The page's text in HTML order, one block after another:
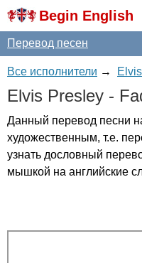
Begin English
Перевод песен
Все исполнители →
Elvis Presley -
Данный перевод песни
художественным, т.е.
узнать дословный
мышкой на английские